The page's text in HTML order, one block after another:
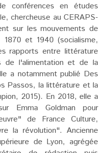
conférences en études
chercheuse au CERAPS-
sur les mouvements de
et 1940 (socialisme,
rapports entre littérature
l'alimentation et de la
a notamment publié Des
Passos, la littérature et la
2015). En 2018, elle a
Emma Goldman pour
de France Culture,
la révolution". Ancienne
de Lyon, agrégée